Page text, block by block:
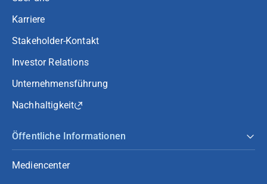
Karriere
Stakeholder-Kontakt
Investor Relations
Unternehmensführung
Nachhaltigkeit
Öffentliche Informationen
Mediencenter